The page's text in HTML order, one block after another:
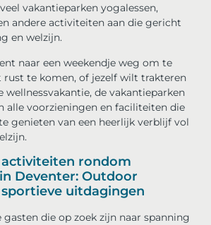
vakantieparken yogalessen,
andere activiteiten aan die gericht
en welzijn.
naar een weekendje weg om te
rust te komen, of jezelf wilt trakteren
wellnessvakantie, de vakantieparken
alle voorzieningen en faciliteiten die
genieten van een heerlijk verblijf vol
rondom
Deventer: Outdoor
uitdagingen
die op zoek zijn naar spanning